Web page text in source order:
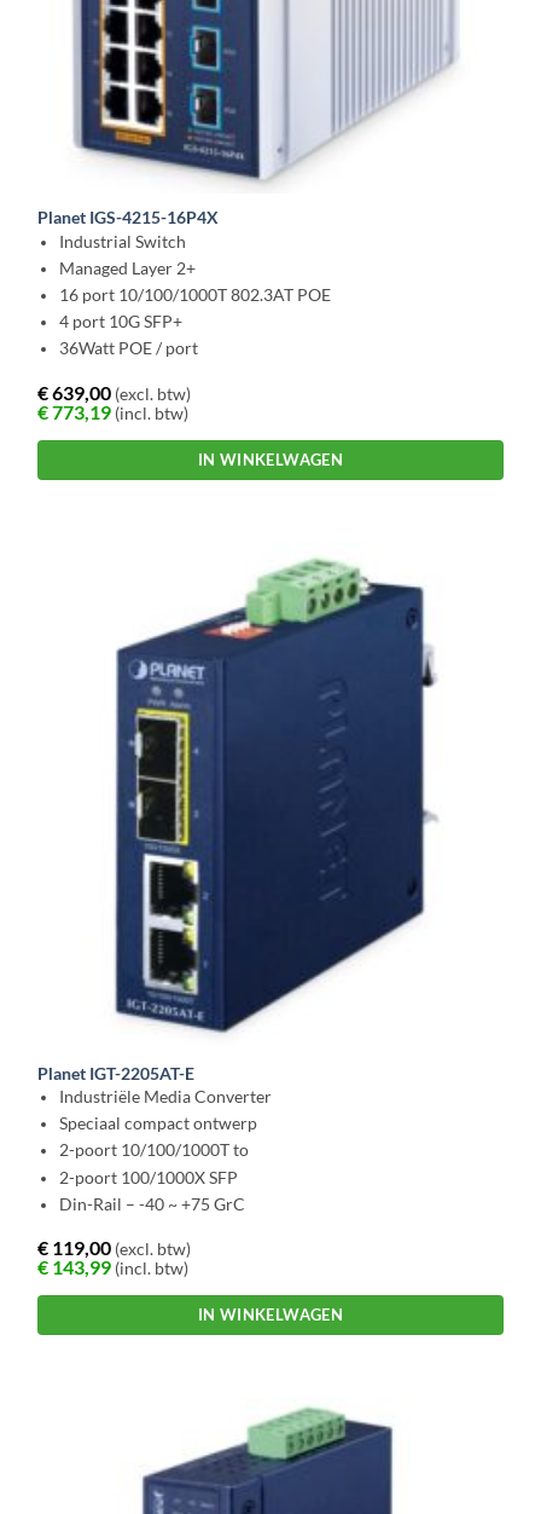
Planet IGS-4215-16P4X
Industrial Switch
Managed Layer 2+
16 port 10/100/1000T 802.3AT POE
4 port 10G SFP+
36Watt POE / port
€639,00 (excl. btw)
€773,19 (incl. btw)
IN WINKELWAGEN
Planet IGT-2205AT-E
Industriële Media Converter
Speciaal compact ontwerp
2-poort 10/100/1000T to
2-poort 100/1000X SFP
Din-Rail – -40 ~ +75 GrC
€ 119,00 (excl. btw)
€ 143,99 (incl. btw)
IN WINKELWAGEN